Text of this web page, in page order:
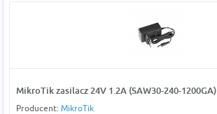
MikroTik zasilacz 24V 1.2A (SAW30-240-1200GA)
Producent: MikroTik